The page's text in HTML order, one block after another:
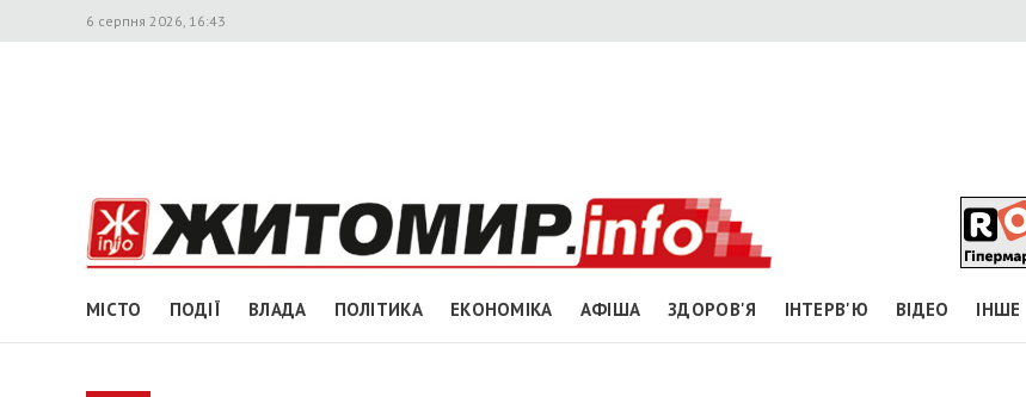
6 серпня 2026, 16:43
МІСТО ПОДІЇ ВЛАДА ПОЛІТИКА ЕКОНОМІКА АФІША ЗДОРОВ'Я ІНТЕРВ'Ю ВІДЕО ІНШЕ